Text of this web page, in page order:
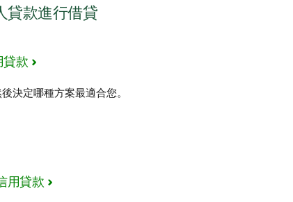
貸款進行借貸
貸款
決定哪種方案最適合您。
用貸款